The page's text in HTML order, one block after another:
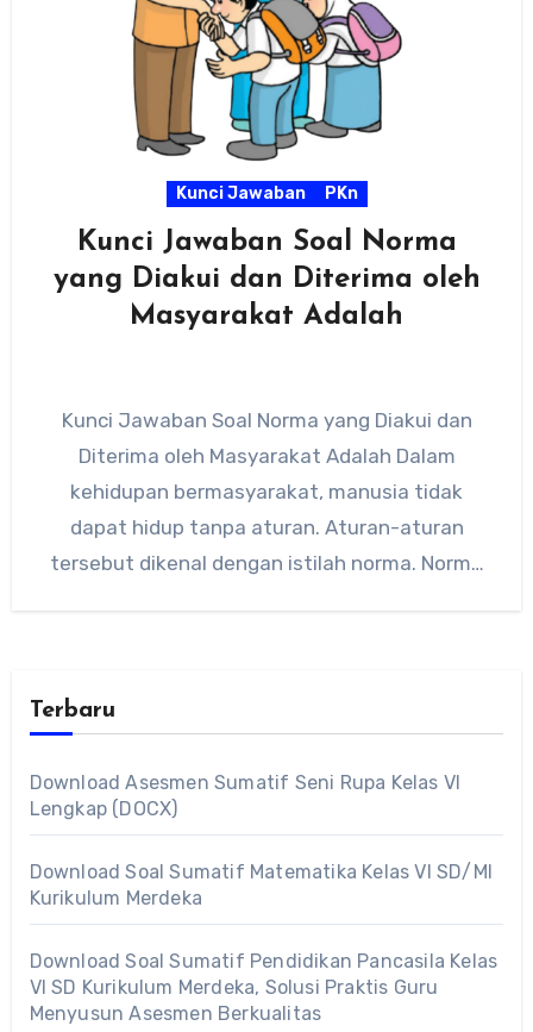
Kunci Jawaban PKn
Kunci Jawaban Soal Norma
yang Diakui dan Diterima oleh
Masyarakat Adalah
Kunci Jawaban Soal Norma yang Diakui dan
Diterima oleh Masyarakat Adalah Dalam
kehidupan bermasyarakat, manusia tidak
dapat hidup tanpa aturan. Aturan-aturan
tersebut dikenal dengan istilah norma. Norma
Terbaru
Download Asesmen Sumatif Seni Rupa Kelas VI
Lengkap (DOCX)
Download Soal Sumatif Matematika Kelas VI SD/MI
Kurikulum Merdeka
Download Soal Sumatif Pendidikan Pancasila Kelas
VI SD Kurikulum Merdeka, Solusi Praktis Guru
Menyusun Asesmen Berkualitas